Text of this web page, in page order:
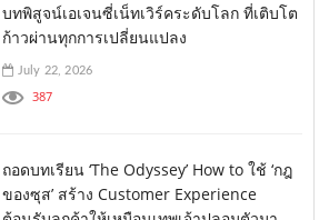
บทพิสูจน์เอเจนซี่เน็ทเวิร์คระดับโลก ที่เติบโต
ก้าวผ่านทุกการเปลี่ยนแปลง
July 22, 2026
387
ถอดบทเรียน ‘The Odyssey’ How to ใช้ ‘กฎ
ของซุส’ สร้าง Customer Experience